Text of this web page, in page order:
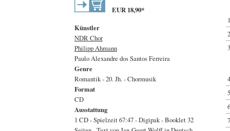
EUR 18,90*
Künstler
NDR Chor
Philipp Ahmann
Paulo Alexandre dos Santos Ferreira
Genre
Romantik - 20. Jh. - Chormusik
Format
CD
Ausstattung
1 CD - Spielzeit 67:47 - Digipak - Booklet 32
1
2
3
4
5
6
7